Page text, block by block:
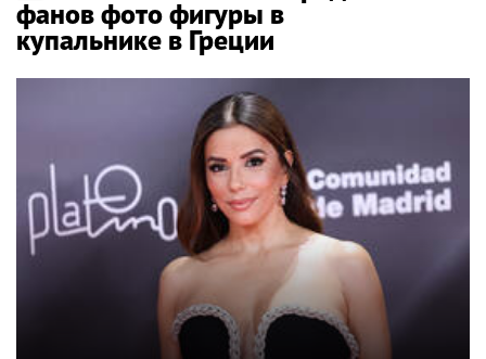
фанов фото фигуры в
купальнике в Греции